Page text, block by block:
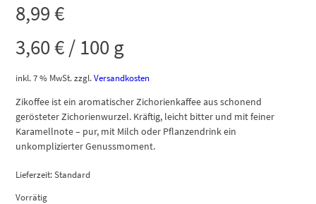
8,99€
3,60€/ 100g
inkl. 7 % MwSt. zzgl.Versandkosten
Zikoffee ist ein aromatischer Zichorienkaffee aus schonend
gerösteter Zichorienwurzel. Kräftig, leicht bitter und mit feiner
Karamellnote – pur, mit Milch oder Pflanzendrink ein
unkomplizierter Genussmoment.
Lieferzeit:Standard
Vorrätig